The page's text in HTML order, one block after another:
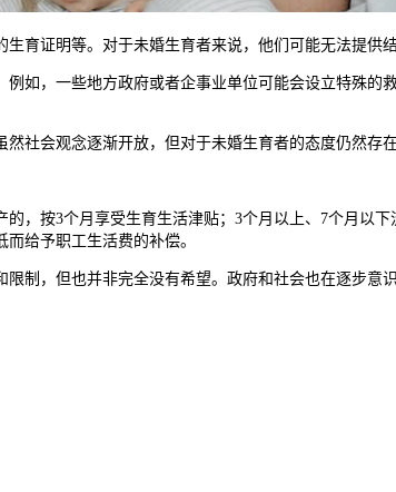
证明等。对于未婚生育者来说，他们可能无法提供
，一些地方政府或者企事业单位可能会设立特殊的
会观念逐渐开放，但对于未婚生育者的态度仍然存
按3个月享受生育生活津贴；3个月以上、7个月以
给予职工生活费的补偿。
，但也并非完全没有希望。政府和社会也在逐步意